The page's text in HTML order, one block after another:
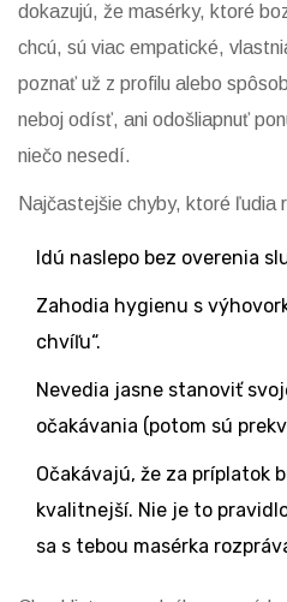
dokazujú, že masérky, ktoré
chcú, sú viac empatické,
poznať už z profilu alebo
neboj odísť, ani odošliapnuť
niečo nesedí.
Najčastejšie chyby, ktoré ľudia
Idú naslepo bez overenia
Zahodia hygienu s
chvíľu“.
Nevedia jasne stanoviť
očakávania (potom sú
Očakávajú, že za príplatok
kvalitnejší. Nie je to
sa s tebou masérka